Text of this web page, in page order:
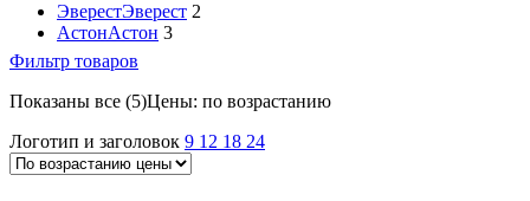
ЭверестЭверест 2
АстонАстон 3
Фильтр товаров
Показаны все (5)Цены: по возрастанию
Логотип и заголовок 9 12 18 24